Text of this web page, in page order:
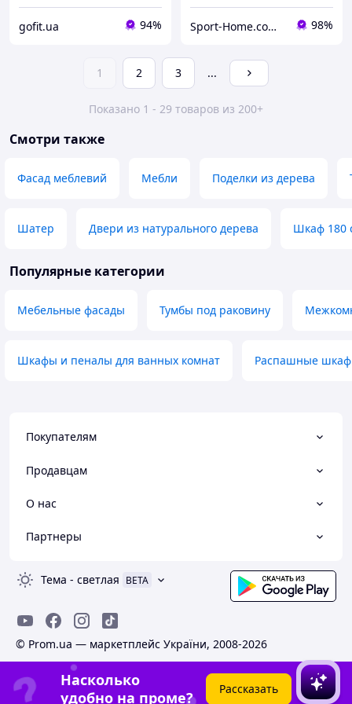
gofit.ua 94% Sport-Home.com.ua Интернет-магазин спортивых товаров для дома и спортзалов 98%
1 2 3 ...
Показано 1 - 29 товаров из 200+
Смотри также
Фасад меблевий Мебли Поделки из дерева
Шатер Двери из натурального дерева Шкаф 180
Популярные категории
Мебельные фасады Тумбы под раковину
Шкафы и пеналы для ванных комнат Распашные
Покупателям
Продавцам
О нас
Партнеры
Тема - светлая BETA
© Prom.ua — маркетплейс України, 2008-2026
Насколько
удобно на проме?
Рассказать